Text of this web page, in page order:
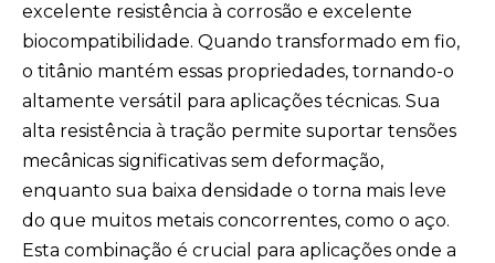
excelente resistência à corrosão e excelente
biocompatibilidade. Quando transformado em fio,
o titânio mantém essas propriedades, tornando-o
altamente versátil para aplicações técnicas. Sua
alta resistência à tração permite suportar tensões
mecânicas significativas sem deformação,
enquanto sua baixa densidade o torna mais leve
do que muitos metais concorrentes, como o aço.
Esta combinação é crucial para aplicações onde a